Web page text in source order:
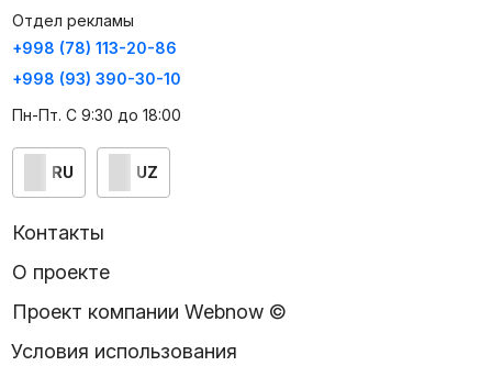
Отдел рекламы
+998 (78) 113-20-86
+998 (93) 390-30-10
Пн-Пт. С 9:30 до 18:00
RU UZ
Контакты
О проекте
Проект компании Webnow ©
Условия использования